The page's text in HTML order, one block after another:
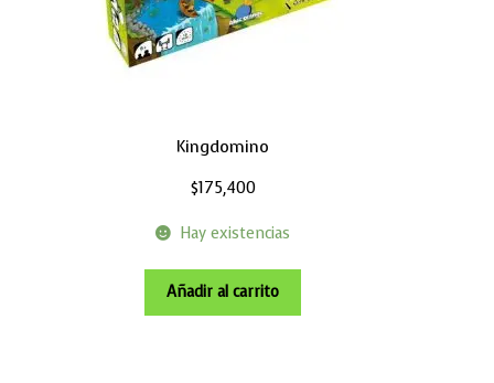
Kingdomino
$175,400
Hay existencias
Añadir al carrito